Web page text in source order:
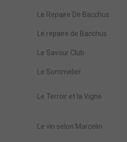
Le Repaire De Bacchus
Le repaire de Bacchus
Le Savour Club
Le Sommelier
Le Terroir et la Vigne
Le vin selon Marcelin